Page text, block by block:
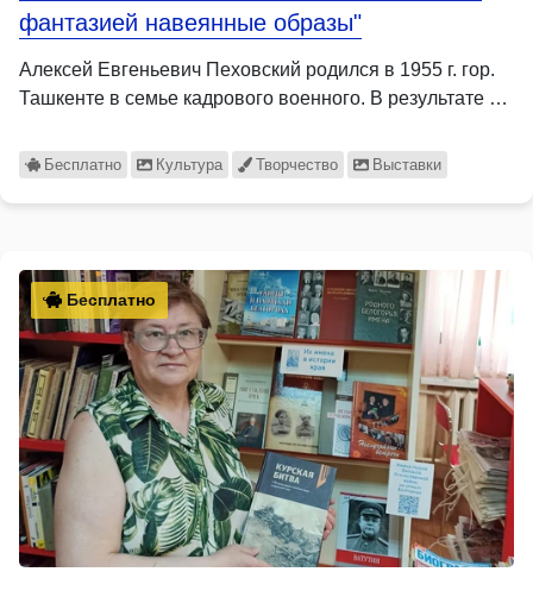
фантазией навеянные образы"
Алексей Евгеньевич Пеховский родился в 1955 г. гор.
Ташкенте в семье кадрового военного. В результате …
Бесплатно Культура Творчество Выставки
Бесплатно